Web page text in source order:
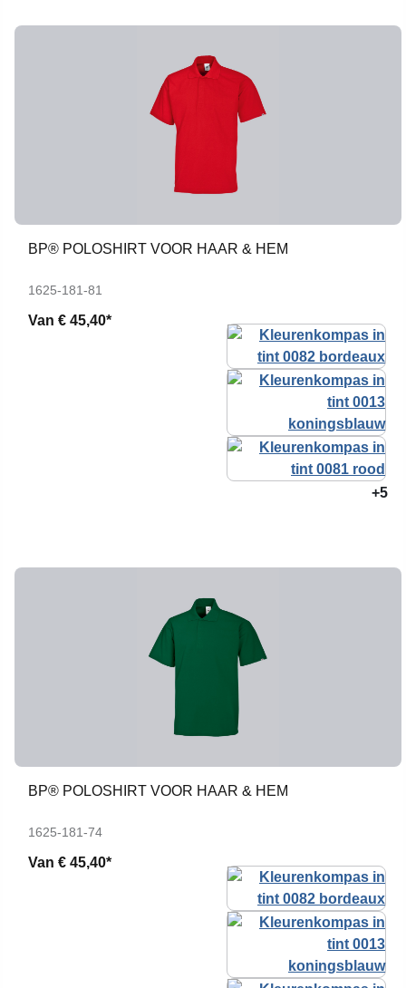
BP® POLOSHIRT VOOR HAAR & HEM
1625-181-81
Van € 45,40*
+5
BP® POLOSHIRT VOOR HAAR & HEM
1625-181-74
Van € 45,40*